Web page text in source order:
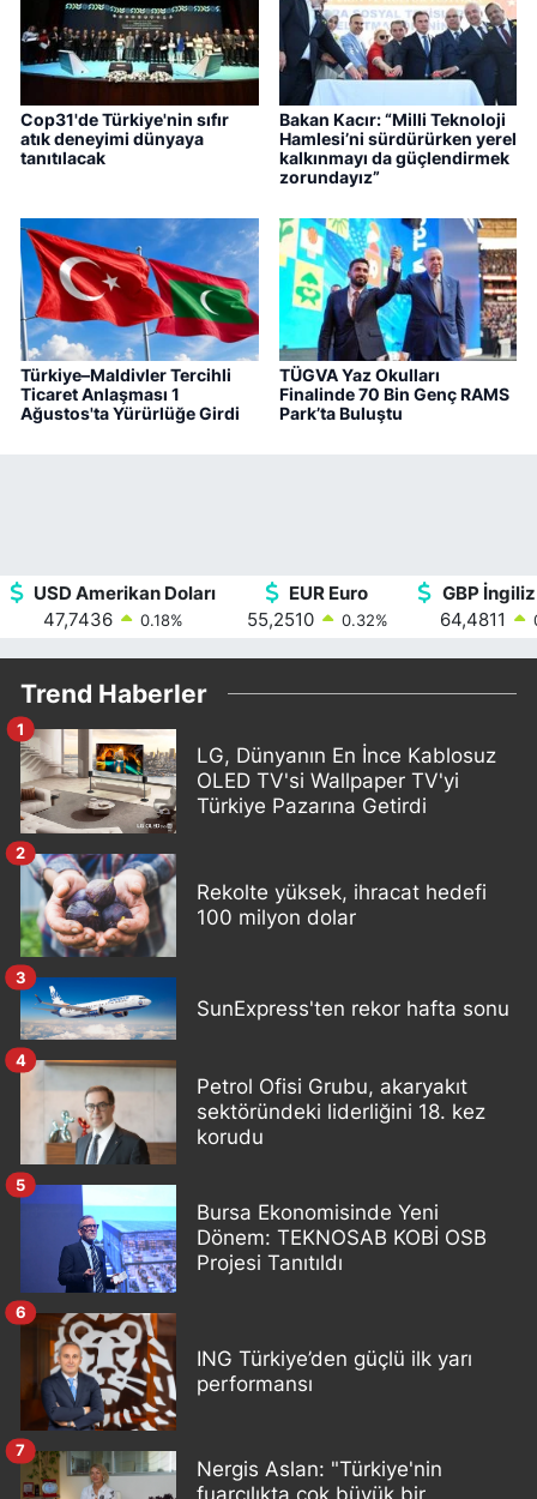
Cop31'de Türkiye'nin sıfır
atık deneyimi dünyaya
tanıtılacak
Bakan Kacır: “Milli Teknoloji
Hamlesi’ni sürdürürken yerel
kalkınmayı da güçlendirmek
zorundayız”
Türkiye–Maldivler Tercihli
Ticaret Anlaşması 1
Ağustos'ta Yürürlüğe Girdi
TÜGVA Yaz Okulları
Finalinde 70 Bin Genç RAMS
Park’ta Buluştu
USD Amerikan Doları
47,7436
0.18%
EUR Euro
55,2510
0.32%
GBP
64,4811
Trend Haberler
LG, Dünyanın En İnce Kablosuz
OLED TV'si Wallpaper TV'yi
Türkiye Pazarına Getirdi
1
Rekolte yüksek, ihracat hedefi
100 milyon dolar
2
SunExpress'ten rekor hafta sonu
3
Petrol Ofisi Grubu, akaryakıt
sektöründeki liderliğini 18. kez
korudu
4
Bursa Ekonomisinde Yeni
Dönem: TEKNOSAB KOBİ OSB
Projesi Tanıtıldı
5
ING Türkiye’den güçlü ilk yarı
performansı
6
Nergis Aslan: "Türkiye'nin
fuarcılıkta çok büyük bir
7